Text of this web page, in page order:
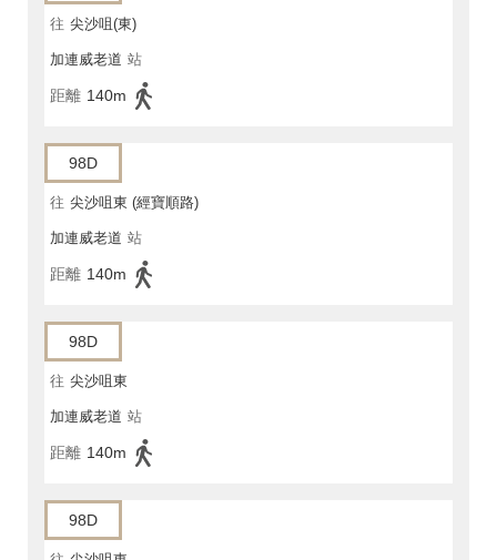
往 尖沙咀(東)
加連威老道 站
距離 140m
98D
往 尖沙咀東 (經寶順路)
加連威老道 站
距離 140m
98D
往 尖沙咀東
加連威老道 站
距離 140m
98D